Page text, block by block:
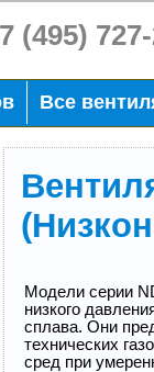
(495)
Все
Модели серии
низкого
сплава. Они
технических
сред при